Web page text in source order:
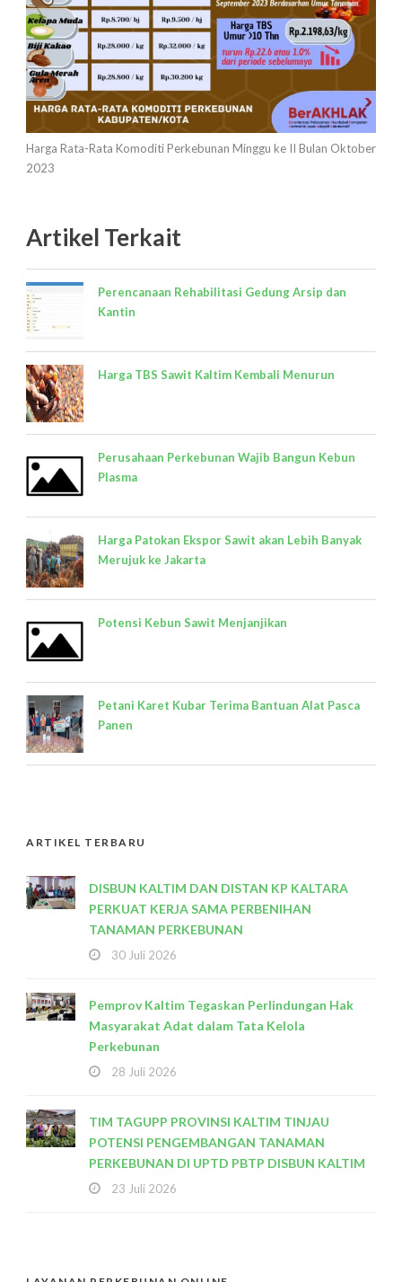
Harga Rata-Rata Komoditi Perkebunan Minggu ke II Bulan Oktober
2023
Artikel Terkait
Perencanaan Rehabilitasi Gedung Arsip dan
Kantin
Harga TBS Sawit Kaltim Kembali Menurun
Perusahaan Perkebunan Wajib Bangun Kebun
Plasma
Harga Patokan Ekspor Sawit akan Lebih Banyak
Merujuk ke Jakarta
Potensi Kebun Sawit Menjanjikan
Petani Karet Kubar Terima Bantuan Alat Pasca
Panen
ARTIKEL TERBARU
DISBUN KALTIM DAN DISTAN KP KALTARA
PERKUAT KERJA SAMA PERBENIHAN
TANAMAN PERKEBUNAN
30 Juli 2026
Pemprov Kaltim Tegaskan Perlindungan Hak
Masyarakat Adat dalam Tata Kelola
Perkebunan
28 Juli 2026
TIM TAGUPP PROVINSI KALTIM TINJAU
POTENSI PENGEMBANGAN TANAMAN
PERKEBUNAN DI UPTD PBTP DISBUN KALTIM
23 Juli 2026